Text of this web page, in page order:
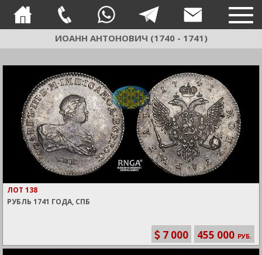
ИОАНН АНТОНОВИЧ (1740 - 1741)
ЛОТ 138
РУБЛЬ 1741 ГОДА, СПБ
7 000 455 000 РУБ.